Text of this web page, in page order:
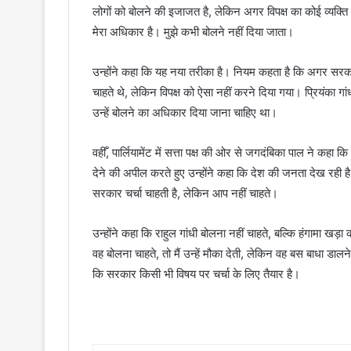
लोगों को बोलने की इजाजत है, लेकिन अगर विपक्ष का कोई
मेरा अधिकार है। मुझे कभी बोलने नहीं दिया जाता।
उन्होंने कहा कि यह नया तरीका है। नियम कहता है कि अगर
चाहते थे, लेकिन विपक्ष को ऐसा नहीं करने दिया गया। प्रियंका
उन्हें बोलने का अधिकार दिया जाना चाहिए था।
वहीँ, पार्लियामेंट में सत्ता पक्ष की ओर से जगदंबिका पाल ने कहा
देने की अपील करते हुए उन्होंने कहा कि देश की जनता देख
सरकार चर्चा चाहती है, लेकिन आप नहीं चाहते।
उन्होंने कहा कि राहुल गांधी बोलना नहीं चाहते, बल्कि हंगामा
वह बोलना चाहते, तो मैं उन्हें मौका देती, लेकिन वह बस बाधा
कि सरकार किसी भी विषय पर चर्चा के लिए तैयार है।